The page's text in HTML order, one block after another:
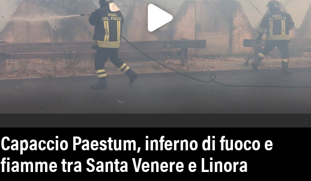
Capaccio Paestum, inferno di fuoco e
fiamme tra Santa Venere e Linora